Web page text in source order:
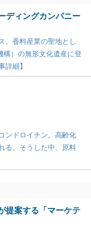
ディングカンパニー
。香料産業の聖地とし
構）の無形文化遺産に登
詳細】
ンドロイチン。高齢化
る。そうした中、原料
提案する「マーケテ